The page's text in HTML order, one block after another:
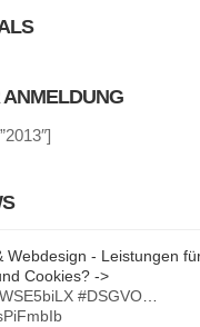
Webdesign - Leistungen
Cookies? ->
#DSGVO…